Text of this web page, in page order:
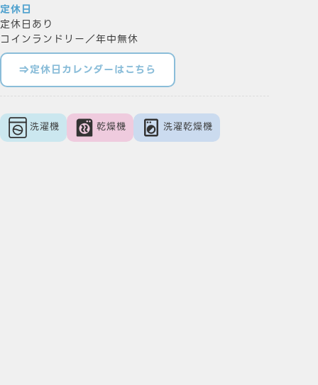
定休日
定休日あり
コインランドリー／年中無休
⇒定休日カレンダーはこちら
洗濯機 乾燥機 洗濯乾燥機